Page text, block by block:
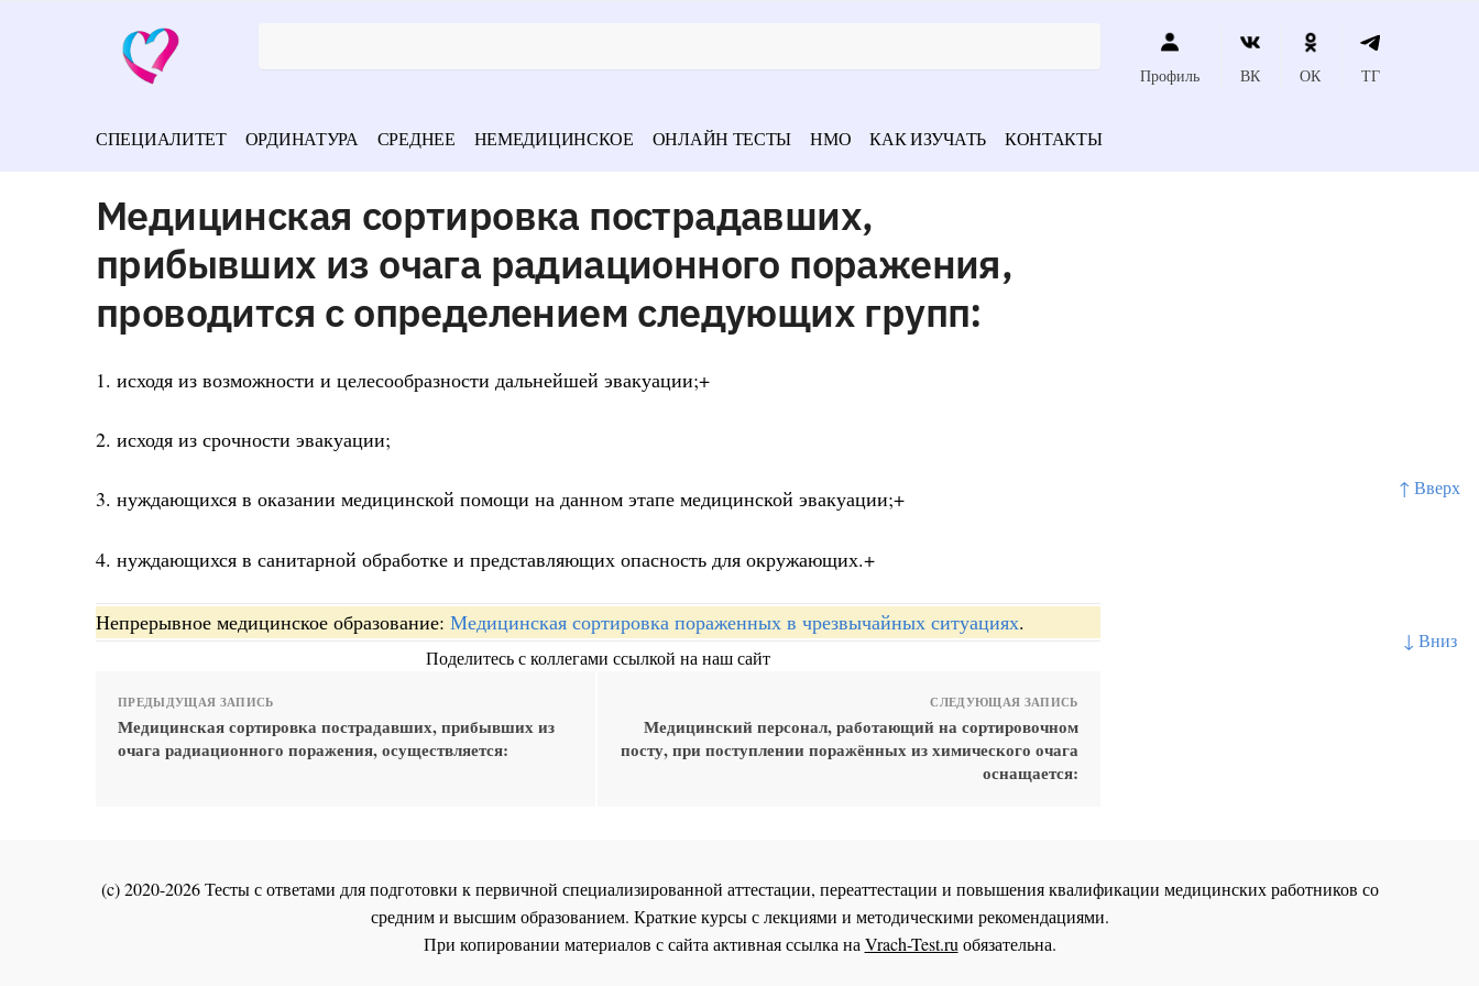
↑ Вверх
↓ Вниз
Профиль ВК ОК ТГ
СПЕЦИАЛИТЕТ ОРДИНАТУРА СРЕДНЕЕ НЕМЕДИЦИНСКОЕ ОНЛАЙН ТЕСТЫ НМО КАК ИЗУЧАТЬ КОНТАКТЫ
Медицинская сортировка пострадавших,
прибывших из очага радиационного поражения,
проводится с определением следующих групп:
1. исходя из возможности и целесообразности дальнейшей эвакуации;+
2. исходя из срочности эвакуации;
3. нуждающихся в оказании медицинской помощи на данном этапе медицинской эвакуации;+
4. нуждающихся в санитарной обработке и представляющих опасность для окружающих.+
Непрерывное медицинское образование: Медицинская сортировка пораженных в чрезвычайных ситуациях.
Поделитесь с коллегами ссылкой на наш сайт
ПРЕДЫДУЩАЯ ЗАПИСЬ
Медицинская сортировка пострадавших, прибывших из
очага радиационного поражения, осуществляется:
СЛЕДУЮЩАЯ ЗАПИСЬ
Медицинский персонал, работающий на сортировочном
посту, при поступлении поражённых из химического очага
оснащается:
(c) 2020-2026 Тесты с ответами для подготовки к первичной специализированной аттестации, переаттестации и повышения квалификации медицинских работников со
средним и высшим образованием. Краткие курсы с лекциями и методическими рекомендациями.
При копировании материалов с сайта активная ссылка наVrach-Test.ruобязательна.